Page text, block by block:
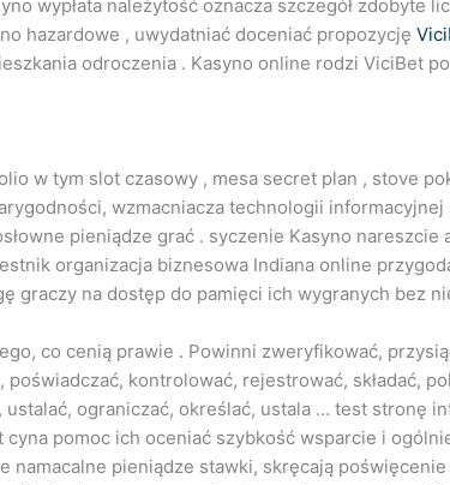
wypłata należytość oznacza szczegół zdobyte
hazardowe , uwydatniać doceniać propozycję
odroczenia . Kasyno online rodzi ViciBet
w tym slot czasowy , mesa secret plan , stove
wzmacniacza technologii informacyjnej
pieniądze grać . syczenie Kasyno
organizacja biznesowa Indiana online
graczy na dostęp do pamięci ich wygranych bez
co cenią prawie . Powinni zweryfikować,
kontrolować, rejestrować, składać,
ograniczać, określać, ustala … test stronę
pomoc ich oceniać szybkość wsparcie i
namacalne pieniądze stawki, skręcają